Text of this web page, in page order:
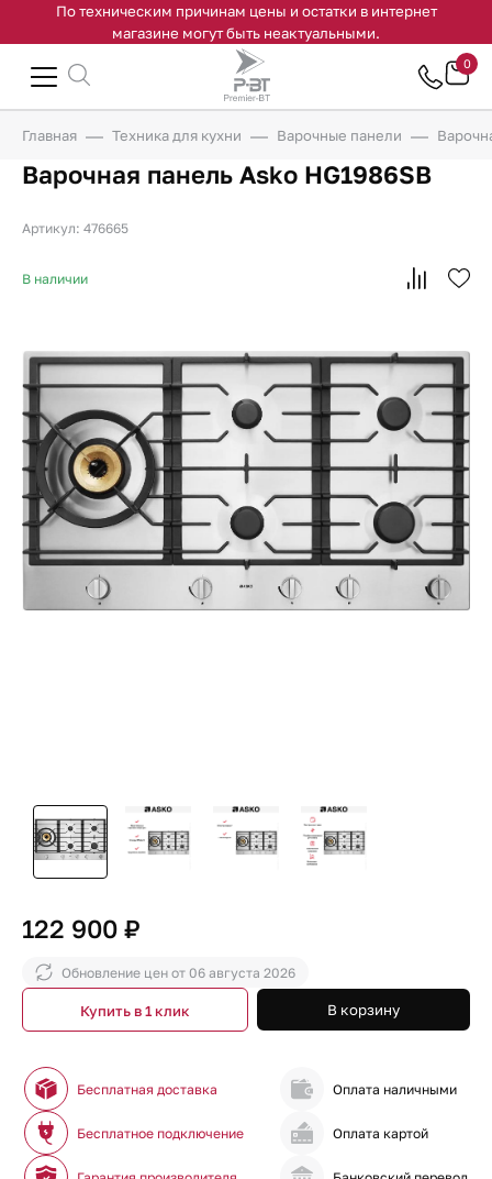
По техническим причинам цены и остатки в интернет
магазине могут быть неактуальными.
0
Главная Техника для кухни Варочные панели
Варочная панель Asko HG1986SB
Артикул: 476665
В наличии
122 900 ₽
Обновление цен от 06 августа 2026
В корзину
Купить в 1 клик
Бесплатная доставка
Бесплатное подключение
Оплата наличными
Оплата картой